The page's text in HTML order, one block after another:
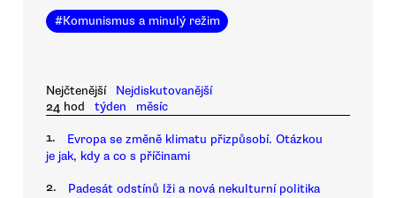
#Komunismus a minulý režim
Nejčtenější
Nejdiskutovanější
24 hod
týden měsíc
1.
Evropa se změně klimatu přizpůsobí. Otázkou
je jak, kdy a co s příčinami
2. Padesát odstínů lži a nová nekulturní politika